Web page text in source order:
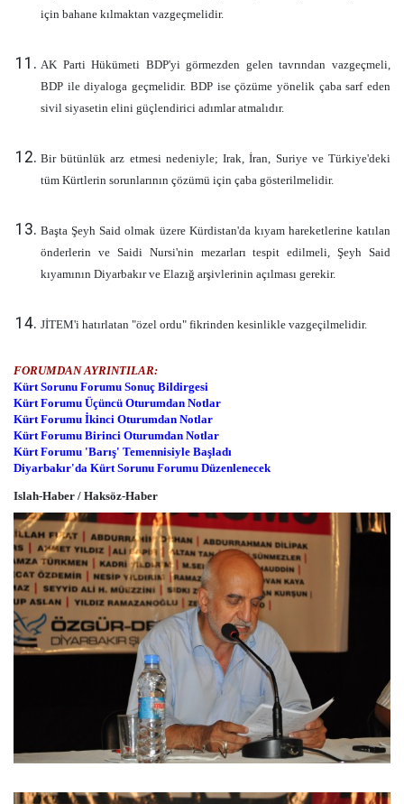
için bahane kılmaktan vazgeçmelidir.
AK Parti Hükümeti BDP'yi görmezden gelen tavrından vazgeçmeli,
BDP ile diyaloga geçmelidir. BDP ise çözüme yönelik çaba sarf eden
sivil siyasetin elini güçlendirici adımlar atmalıdır.
Bir bütünlük arz etmesi nedeniyle; Irak, İran, Suriye ve Türkiye'deki
tüm Kürtlerin sorunlarının çözümü için çaba gösterilmelidir.
Başta Şeyh Said olmak üzere Kürdistan'da kıyam hareketlerine katılan
önderlerin ve Saidi Nursi'nin mezarları tespit edilmeli, Şeyh Said
kıyamının Diyarbakır ve Elazığ arşivlerinin açılması gerekir.
JİTEM'i hatırlatan "özel ordu" fikrinden kesinlikle vazgeçilmelidir.
FORUMDAN AYRINTILAR:
Kürt Sorunu Forumu Sonuç Bildirgesi
Kürt Forumu Üçüncü Oturumdan Notlar
Kürt Forumu İkinci Oturumdan Notlar
Kürt Forumu Birinci Oturumdan Notlar
Kürt Forumu 'Barış' Temennisiyle Başladı
Diyarbakır'da Kürt Sorunu Forumu Düzenlenecek
Islah-Haber / Haksöz-Haber